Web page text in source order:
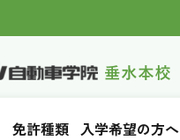
免許種類 入学希望の方へ